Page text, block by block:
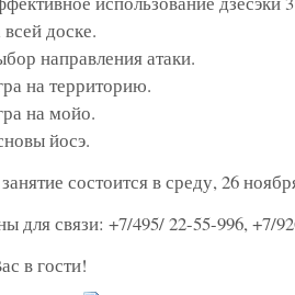
всей доске.
направления атаки.
на территорию.
на мойо.
йосэ.
состоится в среду, 26
для связи: +7/495/ 22-55-996, +7/
в гости!